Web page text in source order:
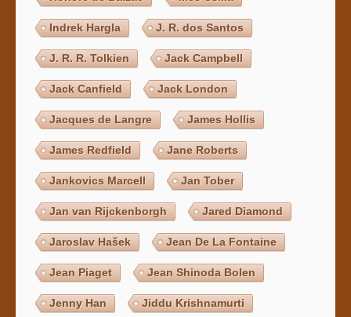
Indrek Hargla J. R. dos Santos
J. R. R. Tolkien Jack Campbell
Jack Canfield Jack London
Jacques de Langre James Hollis
James Redfield Jane Roberts
Jankovics Marcell Jan Tober
Jan van Rijckenborgh Jared Diamond
Jaroslav Hašek Jean De La Fontaine
Jean Piaget Jean Shinoda Bolen
Jenny Han Jiddu Krishnamurti